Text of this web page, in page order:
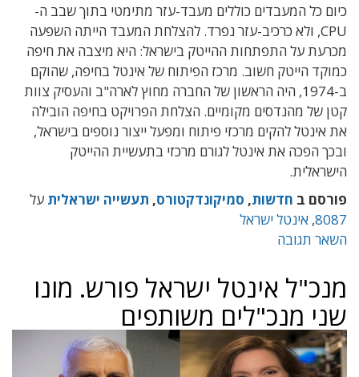
כיום כל המעבדים כוללים מעבד-עזר מתימטי בתוך שבב ה-
CPU, ולא כרכיב-עזר נפרד. להצלחת המעבד הייתה השפעה
מכרעת על התפתחות ההייטק בישראל: היא מיצבה את חיפה
כמוקד הייטק חשוב. מרכז הפיתוח של אינטל בחיפה, שהוקם
ב-1974, היה הראשון של החברה מחוץ לארה"ב והעסיק צוות
קטן של מהנדסים מקומיים. הצלחת הפרויקט בחיפה הובילה
את אינטל להקים מרכזי פיתוח ומפעל ייצור נוספים בישראל,
ובכך הפכה את אינטל לגורם מרכזי בתעשיית ההייטק
הישראלית.
פורסם ב חדשות, סמיקונדקטורס, תעשייה ישראלית על
8087
, אינטל ישראל
השאר תגובה
מנכ"ל אינטל ישראל פורש. מונו
שני מנכ"לים משותפים